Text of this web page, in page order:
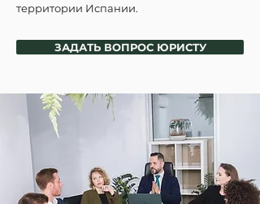
территории Испании.
ЗАДАТЬ ВОПРОС ЮРИСТУ